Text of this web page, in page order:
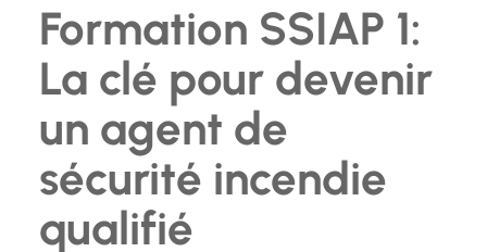
Formation SSIAP 1:
La clé pour devenir
un agent de
sécurité incendie
qualifié